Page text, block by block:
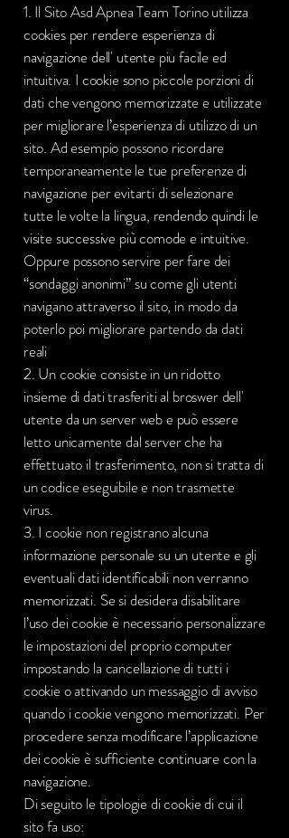
1. Il Sito Asd Apnea Team Torino utilizza
cookies per rendere esperienza di
navigazione dell' utente piu facile ed
intuitiva. I cookie sono piccole porzioni di
dati che vengono memorizzate e utilizzate
per migliorare l’esperienza di utilizzo di un
sito. Ad esempio possono ricordare
temporaneamente le tue preferenze di
navigazione per evitarti di selezionare
tutte le volte la lingua, rendendo quindi le
visite successive più comode e intuitive.
Oppure possono servire per fare dei
“sondaggi anonimi” su come gli utenti
navigano attraverso il sito, in modo da
poterlo poi migliorare partendo da dati
reali
2. Un cookie consiste in un ridotto
insieme di dati trasferiti al broswer dell'
utente da un server web e può essere
letto unicamente dal server che ha
effettuato il trasferimento, non si tratta di
un codice eseguibile e non trasmette
virus.
3. I cookie non registrano alcuna
informazione personale su un utente e gli
eventuali dati identificabili non verranno
memorizzati. Se si desidera disabilitare
l’uso dei cookie è necessario personalizzare
le impostazioni del proprio computer
impostando la cancellazione di tutti i
cookie o attivando un messaggio di avviso
quando i cookie vengono memorizzati. Per
procedere senza modificare l’applicazione
dei cookie è sufficiente continuare con la
navigazione.
Di seguito le tipologie di cookie di cui il
sito fa uso: